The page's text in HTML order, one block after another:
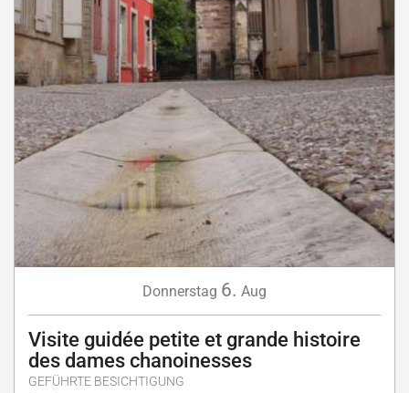
Donnerstag 6. Aug
Visite guidée petite et grande histoire
des dames chanoinesses
GEFÜHRTE BESICHTIGUNG